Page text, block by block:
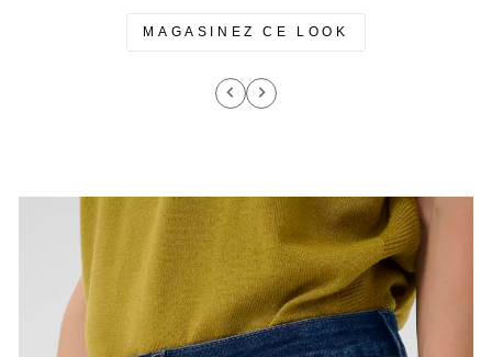
MAGASINEZ CE LOOK